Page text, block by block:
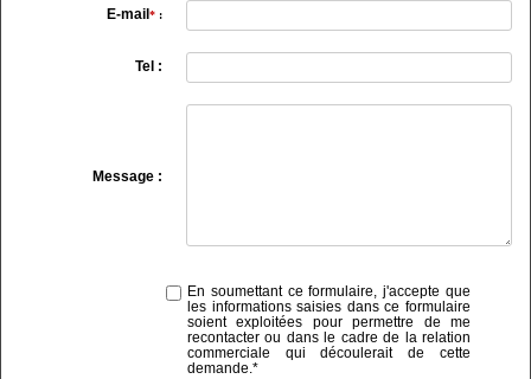
E-mail *:
Tel :
Message :
En soumettant ce formulaire, j'accepte que
les informations saisies dans ce formulaire
soient exploitées pour permettre de me
recontacter ou dans le cadre de la relation
commerciale qui découlerait de cette
demande.*